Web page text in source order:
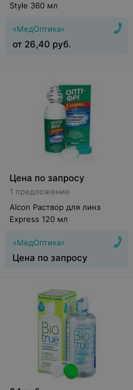
Style 360 мл
«МедОптика»
от 26,40 руб.
Цена по запросу
1 предложение
Alcon Раствор для линз
Express 120 мл
«МедОптика»
Цена по запросу